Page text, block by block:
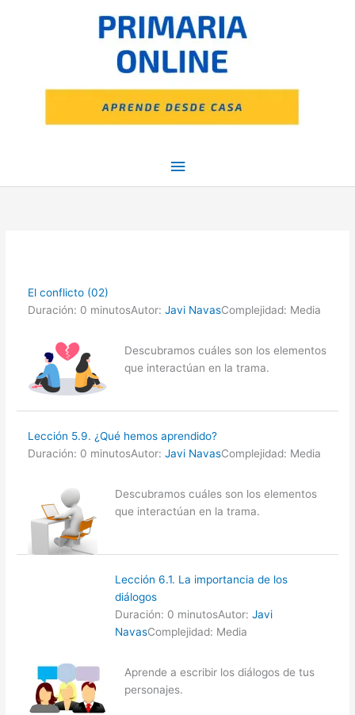
Menú
principal
El conflicto (02)
Duración: 0 minutosAutor: Javi NavasComplejidad: Media
Descubramos cuáles son los elementos
que interactúan en la trama.
Lección 5.9. ¿Qué hemos aprendido?
Duración: 0 minutosAutor: Javi NavasComplejidad: Media
Descubramos cuáles son los elementos
que interactúan en la trama.
Lección 6.1. La importancia de los
diálogos
Duración: 0 minutosAutor: Javi
NavasComplejidad: Media
Aprende a escribir los diálogos de tus
personajes.